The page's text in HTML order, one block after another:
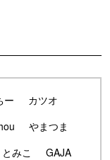
ー
カツオ
やまつま
とみこ
GAJA